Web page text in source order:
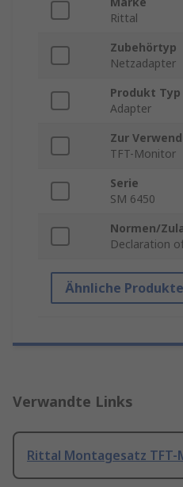
Rittal
Zubehörtyp
Netzadapter
Produkt Typ
Adapter
Zur
TFT-Monitor
Serie
SM 6450
Normen/
Declaration
Ähnliche
Verwandte Links
Rittal Montagesatz TFT-